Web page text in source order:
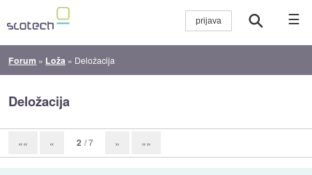
☰
Forum » Loža » Deložacija
Deložacija
«« « 2 / 7 » »»